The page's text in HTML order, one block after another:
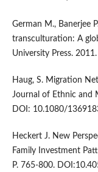
German M., Banerjee
transculturation: A
University Press.
Haug, S. Migration
Journal of Ethnic and
DOI: 10.1080/
Heckert J. New
Family Investment
P. 765-800.